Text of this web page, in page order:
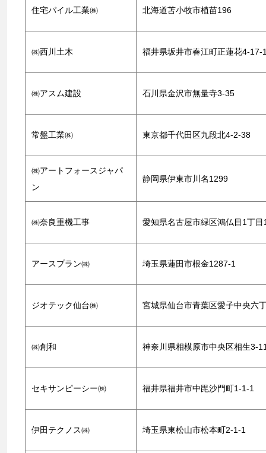
住宅パイル工業㈱ 北海道苫小牧市植苗196
㈱西川土木 福井県坂井市春江町正蓮花4-17-
㈱アスム建設 石川県金沢市無量寺3-35
常盤工業㈱ 東京都千代田区九段北4-2-38
㈱アートフォースジャパ
ン
静岡県伊東市川名1299
㈱奈良重機工事 愛知県名古屋市緑区鴻仏目1丁目
アースプラン㈱ 埼玉県蓮田市根金1287-1
ジオテック仙台㈱ 宮城県仙台市青葉区愛子中央六
㈱創和 神奈川県相模原市中央区相生3-
セキサンピーシー㈱ 福井県福井市中毘沙門町1-1-1
伊田テクノス㈱ 埼玉県東松山市松本町2-1-1